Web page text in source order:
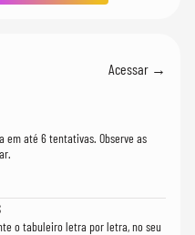
Acessar →
em até 6 tentativas. Observe as
o tabuleiro letra por letra, no seu